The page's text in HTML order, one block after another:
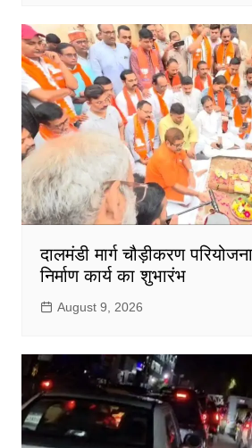
दालमंडी मार्ग चौड़ीकरण
निर्माण कार्य का शुभारंभ
August 9, 2026